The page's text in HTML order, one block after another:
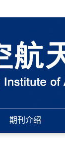
期刊介绍